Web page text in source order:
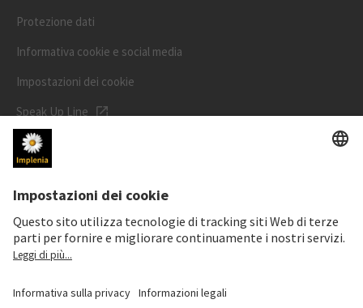
Protezione dati
Informativa cookie e social media
Impostazioni dei cookie
Speak Up Line
PREZZO DELL'AZIONE
ISIN: CH0023868554
62,30 CHF
0,00 CHF (0,00%)